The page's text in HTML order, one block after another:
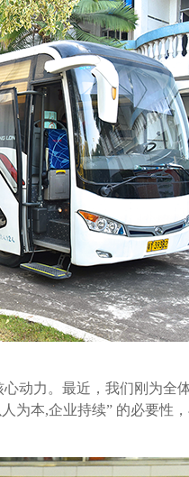
动力。最近，我们刚为全
本,企业持续” 的必要性